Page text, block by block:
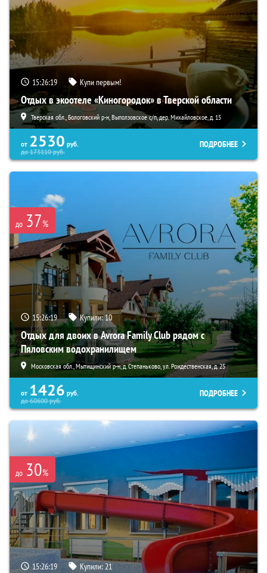
15:26:18 Купи первым!
Отдых в экоотеле «Киногородок» в Тверской области
Тверская обл., Бологовский р-н, Выползовское с/п, дер. Михайловское, д. 15
от 2530 руб.
до173110руб.
ПОДРОБНЕЕ
до 37%
15:26:18 Купили:10
Отдых для двоих в Avrora Family Club рядом с
Пяловским водохранилищем
Московская обл., Мытищинский р-н, д. Степаньково, ул. Рождественская, д. 25
от 1426 руб.
до60600руб.
ПОДРОБНЕЕ
до 30%
15:26:18 Купили:21